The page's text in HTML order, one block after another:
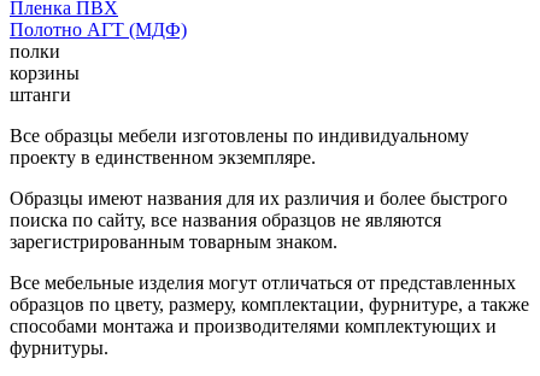
Пленка ПВХ
Полотно АГТ (МДФ)
полки
корзины
штанги
Все образцы мебели изготовлены по индивидуальному
проекту в единственном экземпляре.
Образцы имеют названия для их различия и более быстрого
поиска по сайту, все названия образцов не являются
зарегистрированным товарным знаком.
Все мебельные изделия могут отличаться от представленных
образцов по цвету, размеру, комплектации, фурнитуре, а также
способами монтажа и производителями комплектующих и
фурнитуры.